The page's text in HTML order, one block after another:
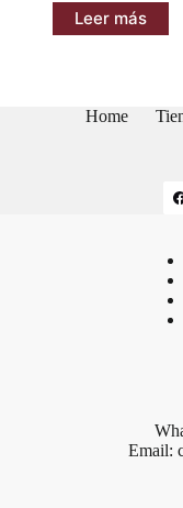
$139.900.
$135.900.
Leer más
Home
Email: